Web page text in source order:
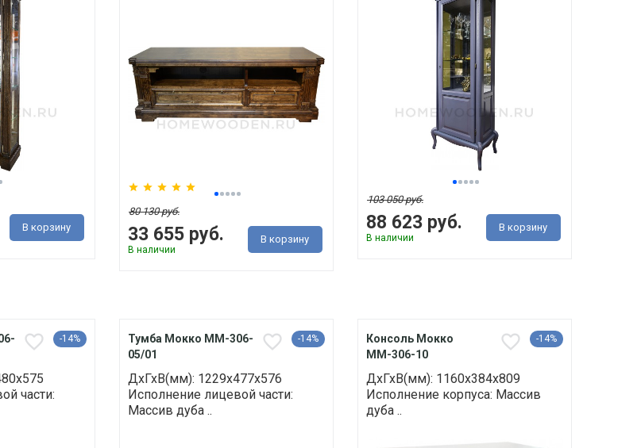
В корзину 33 655 руб.
80 130 руб.
В наличии
В корзину
88 623 руб.
103 050 руб.
В наличии
В корзину
-14%
части:
Тумба Мокко ММ-306-
05/01
-14%
ДхГхВ(мм): 1229х477х576
Исполнение лицевой части:
Массив дуба ..
Консоль Мокко
ММ-306-10
-14%
ДхГхВ(мм): 1160х384х809
Исполнение корпуса: Массив
дуба ..